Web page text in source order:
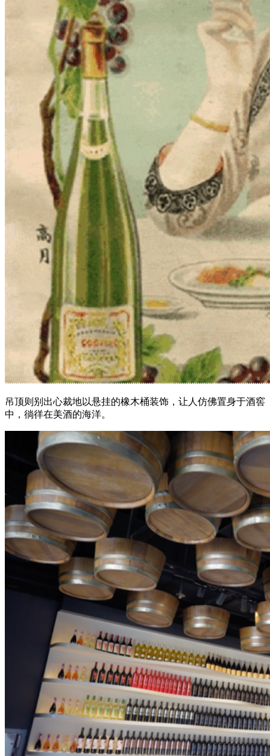
吊顶则别出心裁地以悬挂的橡木桶装饰，让人仿佛置身于酒窖
中，徜徉在美酒的海洋。